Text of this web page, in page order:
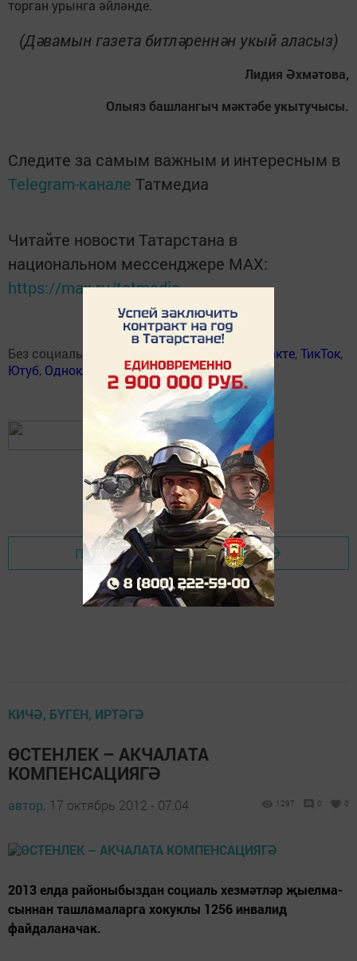
торган урынга әйләнде.
(Дәвамын газета битләреннән укый аласыз)
Лидия Әхмәтова,
Олыяз башлангыч мәктәбе укытучысы.
Следите за самым важным и интересным в
Telegram-канале Татмедиа
Читайте новости Татарстана в
национальном мессенджере MАХ:
https://max.ru/tatmedia
Без социаль челтәрләрдә: ВКонтакте,ТикТок,
Ютуб, Одноклассники,Твиттер,Яндекс.Дзен
Перейти на страницу новости
КИЧӘ, БҮГЕН, ИРТӘГӘ
ӨСТЕНЛЕК – АКЧАЛАТА
КОМПЕНСАЦИЯГӘ
автор, 17 октябрь 2012 - 07:04 1297 0 0
2013 елда районыбыздан социаль хезмәтләр җыелма­
сыннан ташламаларга хокуклы 1256 инвалид
файдаланачак.